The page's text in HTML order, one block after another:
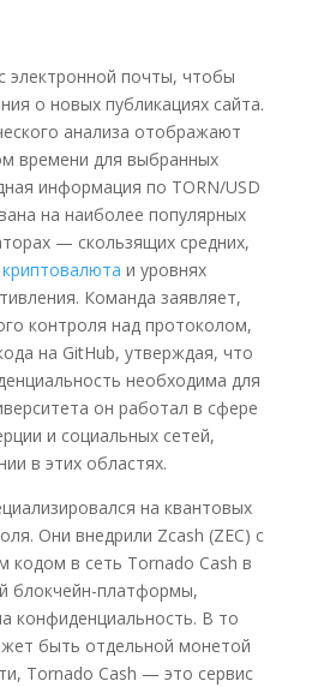
электронной почты, чтобы
о новых публикациях сайта.
анализа отображают
времени для выбранных
информация по TORN/USD
на наиболее популярных
— скользящих средних,
и уровнях
Команда заявляет,
контроля над протоколом,
на GitHub, утверждая, что
необходима для
он работал в сфере
и социальных сетей,
в этих областях.
на квантовых
Они внедрили Zcash (ZEC) с
кодом в сеть Tornado Cash в
блокчейн-платформы,
конфиденциальность. В то
быть отдельной монетой
Tornado Cash — это сервис